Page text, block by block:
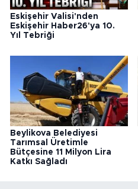
Eskişehir Valisi'nden
Eskişehir Haber26'ya 10.
Yıl Tebriği
Beylikova Belediyesi
Tarımsal Üretimle
Bütçesine 11 Milyon Lira
Katkı Sağladı